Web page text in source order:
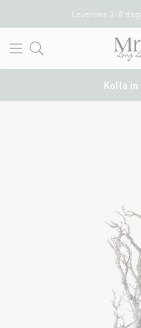
Leverans 3-8
Kolla in